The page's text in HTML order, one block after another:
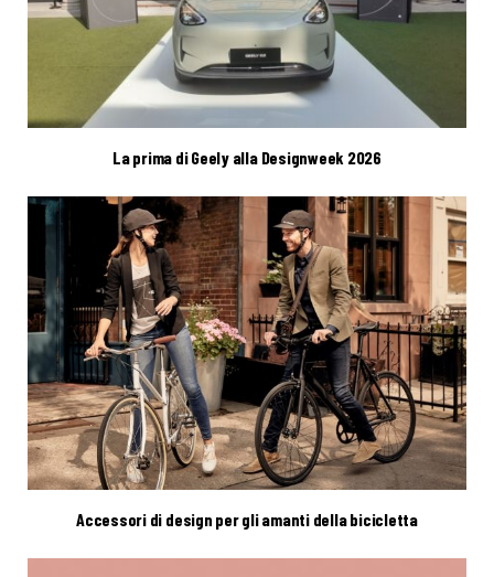
La prima di Geely alla Designweek 2026
Accessori di design per gli amanti della bicicletta